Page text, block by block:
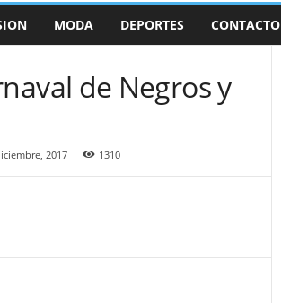
MODA DEPORTES CONTACTO
de Negros y
2017 1310